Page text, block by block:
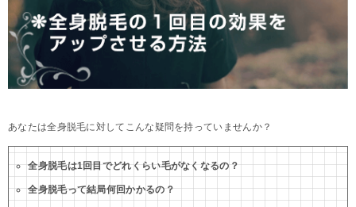
あなたは全身脱毛に対してこんな疑問を持っていませんか？
全身脱毛は1回目でどれくらい毛がなくなるの？
全身脱毛って結局何回かかるの？